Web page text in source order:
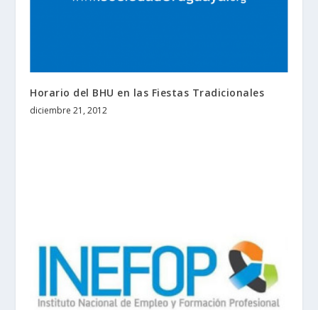
Horario del BHU en las Fiestas Tradicionales
diciembre 21, 2012